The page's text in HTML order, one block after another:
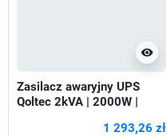
visibility
Zasilacz awaryjny UPS
Qoltec 2kVA | 2000W |
1 293,26 zł